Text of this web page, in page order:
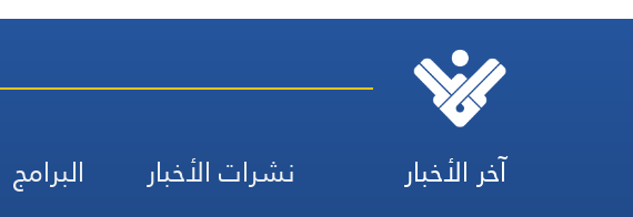
آخر الأخبار نشرات الأخبار البرامج